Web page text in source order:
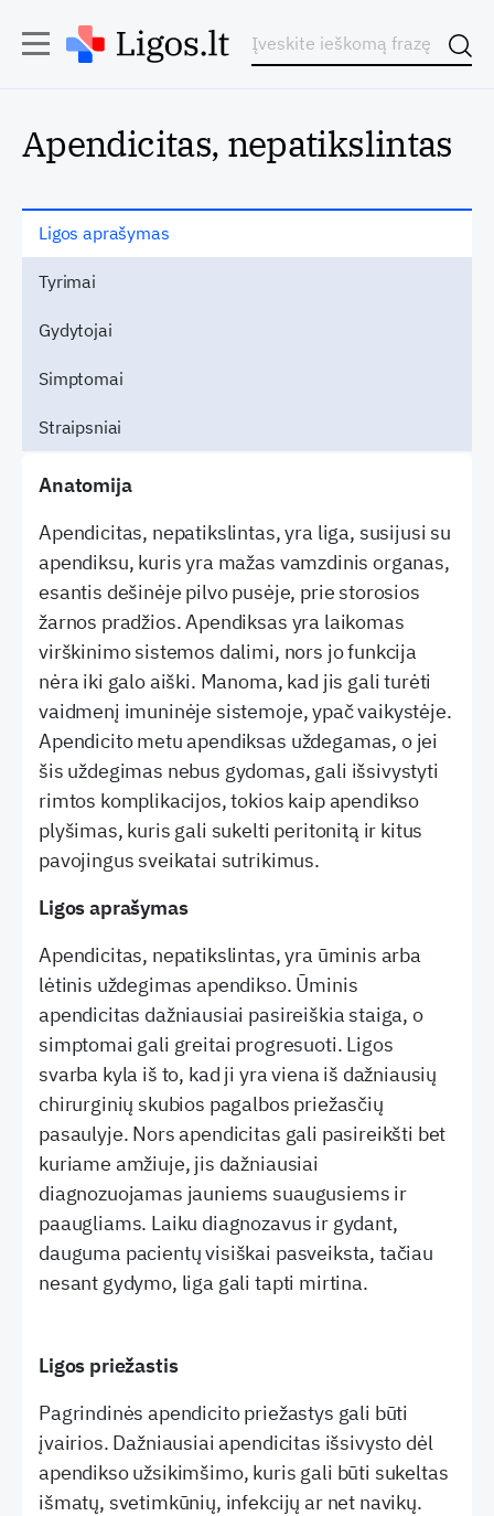
Apendicitas, nepatikslintas
Ligos aprašymas
Tyrimai
Gydytojai
Simptomai
Straipsniai
Anatomija
Apendicitas, nepatikslintas, yra liga, susijusi su
apendiksu, kuris yra mažas vamzdinis organas,
esantis dešinėje pilvo pusėje, prie storosios
žarnos pradžios. Apendiksas yra laikomas
virškinimo sistemos dalimi, nors jo funkcija
nėra iki galo aiški. Manoma, kad jis gali turėti
vaidmenį imuninėje sistemoje, ypač vaikystėje.
Apendicito metu apendiksas uždegamas, o jei
šis uždegimas nebus gydomas, gali išsivystyti
rimtos komplikacijos, tokios kaip apendikso
plyšimas, kuris gali sukelti peritonitą ir kitus
pavojingus sveikatai sutrikimus.
Ligos aprašymas
Apendicitas, nepatikslintas, yra ūminis arba
lėtinis uždegimas apendikso. Ūminis
apendicitas dažniausiai pasireiškia staiga, o
simptomai gali greitai progresuoti. Ligos
svarba kyla iš to, kad ji yra viena iš dažniausių
chirurginių skubios pagalbos priežasčių
pasaulyje. Nors apendicitas gali pasireikšti bet
kuriame amžiuje, jis dažniausiai
diagnozuojamas jauniems suaugusiems ir
paaugliams. Laiku diagnozavus ir gydant,
dauguma pacientų visiškai pasveiksta, tačiau
nesant gydymo, liga gali tapti mirtina.
Ligos priežastis
Pagrindinės apendicito priežastys gali būti
įvairios. Dažniausiai apendicitas išsivysto dėl
apendikso užsikimšimo, kuris gali būti sukeltas
išmatų, svetimkūnių, infekcijų ar net navikų.